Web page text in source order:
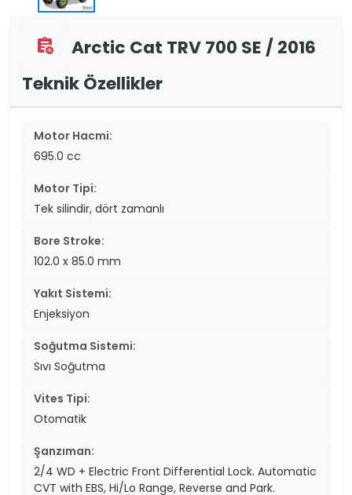
assignment_add
Arctic Cat TRV 700 SE / 2016
Teknik Özellikler
Motor Hacmi:
695.0 cc
Motor Tipi:
Tek silindir, dört zamanlı
Bore Stroke:
102.0 x 85.0 mm
Yakıt Sistemi:
Enjeksiyon
Soğutma Sistemi:
Sıvı Soğutma
Vites Tipi:
Otomatik
Şanzıman:
2/4 WD + Electric Front Differential Lock. Automatic
CVT with EBS, Hi/Lo Range, Reverse and Park.